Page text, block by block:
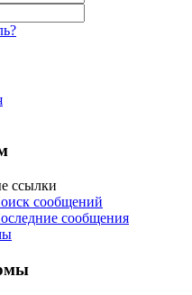
ссылки
сообщений
сообщения